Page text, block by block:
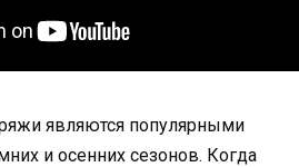
являются популярными
и осенних сезонов. Когда